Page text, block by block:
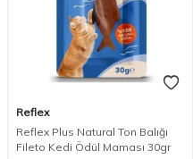
Reflex
Reflex Plus Natural Ton Balığı
Fileto Kedi Ödül Maması 30gr